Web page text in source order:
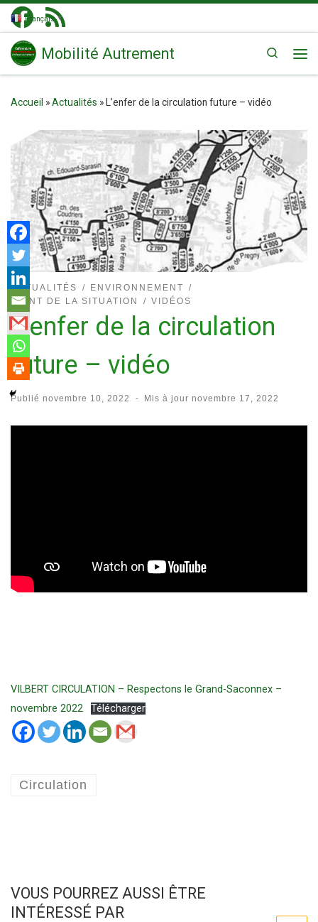
Passer au contenu
Mobilité Autrement
Search
Accueil »Actualités » L’enfer de la circulation future – vidéo
ACTUALITÉS
ENVIRONNEMENT
POINT DE LA SITUATION
VIDÉOS
L’enfer de la circulation
future – vidéo
Publié novembre 10, 2022 - Mis à journovembre 17, 2022
VILBERT CIRCULATION – Respectons le Grand-Saconnex –
novembre 2022
Télécharger
Circulation
VOUS POURREZ AUSSI ÊTRE
INTÉRESSÉ PAR
Français ▼